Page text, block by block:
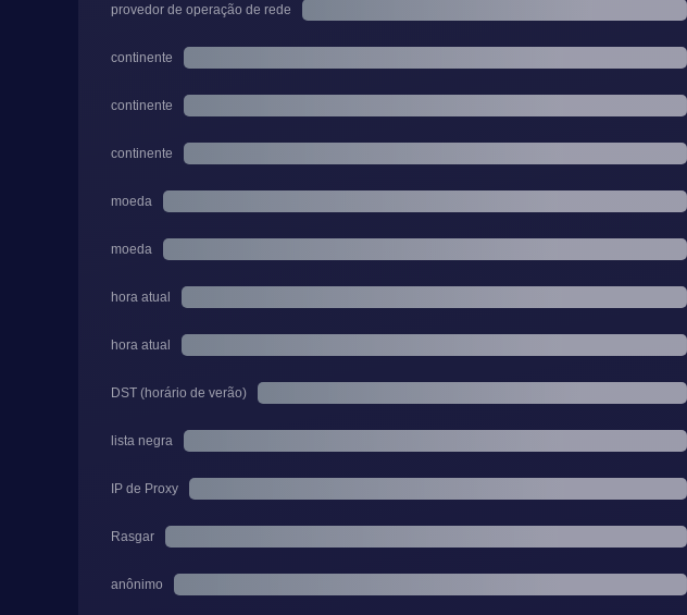
provedor de operação de rede
continente
continente
continente
moeda
moeda
hora atual
hora atual
DST (horário de verão)
lista negra
IP de Proxy
Rasgar
anônimo